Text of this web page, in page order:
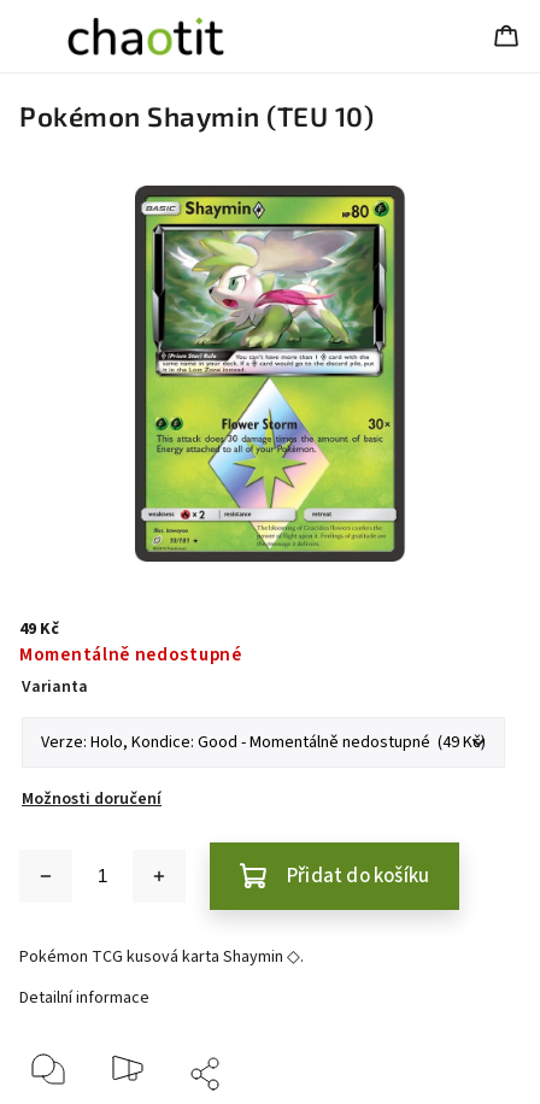
Pokémon Shaymin (TEU 10)
49 Kč
Momentálně nedostupné
Varianta
Možnosti doručení
Přidat do košíku
Pokémon TCG kusová karta Shaymin ◇.
Detailní informace